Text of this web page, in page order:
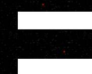
Naam *
E-mailadres *